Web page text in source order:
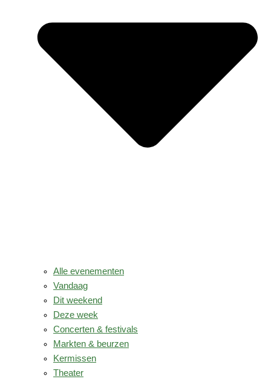
Alle evenementen
Vandaag
Dit weekend
Deze week
Concerten & festivals
Markten & beurzen
Kermissen
Theater